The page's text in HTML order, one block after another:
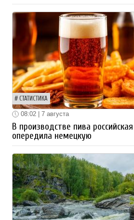
СТАТИСТИКА
08:02 | 7 августа
В производстве пива
опередила немецкую